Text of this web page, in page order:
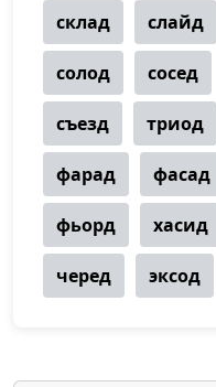
склад слайд
солод сосед
съезд триод
фарад фасад
фьорд хасид
черед эксод